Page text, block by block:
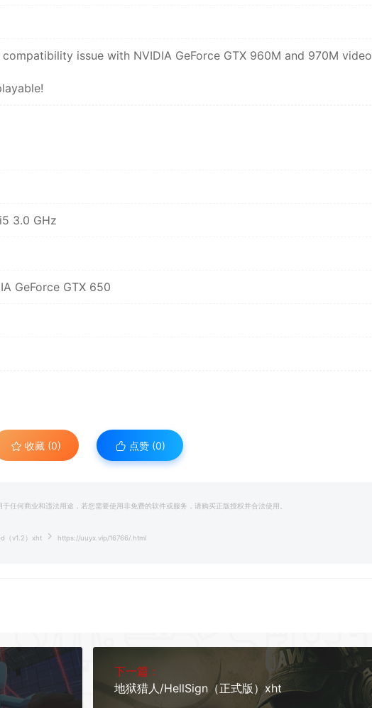
compatibility issue with NVIDIA GeForce GTX 960M and 970M video
3.0 GHz
GeForce GTX 650
收藏 (0) 点赞 (0)
任何商业和违法用途，若您需要使用非免费的软件或服务，请购买正版授权并合法使用。
（v1.2）xht https://uuyx.vip/16766/.html
下一篇：
地狱猎人/HellSign（正式版）xht